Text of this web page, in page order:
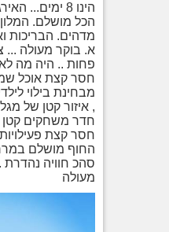
הינו 8 ימים...
הכל מושלם.
מדהים. הבריכות
א. בוקר מעולה ...
פחות .. היה מה
חסר קצת אוכל
מבחינת בילוי
, איזור קטן של
חדר משחקים קטן
חסר קצת
החוף מושלם במרחק
סהכ חוויה נהדרת
מעולה